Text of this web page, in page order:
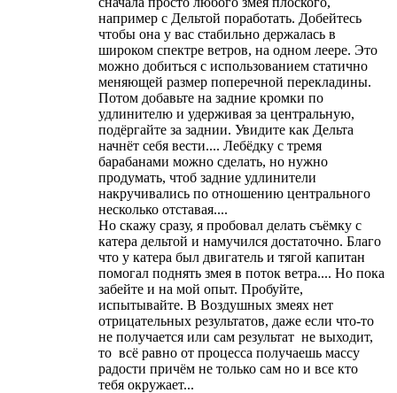
например с Дельтой поработать. Добейтесь
чтобы она у вас стабильно держалась в
широком спектре ветров, на одном леере. Это
можно добиться с использованием статично
меняющей размер поперечной перекладины.
Потом добавьте на задние кромки по
удлинителю и удерживая за центральную,
подёргайте за заднии. Увидите как Дельта
начнёт себя вести.... Лебёдку с тремя
барабанами можно сделать, но нужно
продумать, чтоб задние удлинители
накручивались по отношению центрального
несколько отставая....
Но скажу сразу, я пробовал делать съёмку с
катера дельтой и намучился достаточно. Благо
что у катера был двигатель и тягой капитан
помогал поднять змея в поток ветра.... Но пока
забейте и на мой опыт. Пробуйте,
испытывайте. В Воздушных змеях нет
отрицательных результатов, даже если что-то
не получается или сам результат не выходит,
то всё равно от процесса получаешь массу
радости причём не только сам но и все кто
тебя окружает...